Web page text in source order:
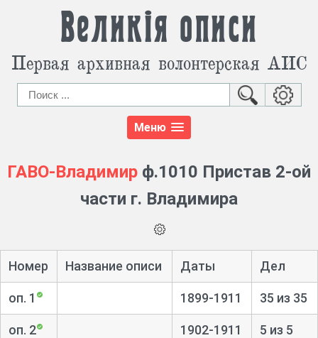
Великія описи
Первая архивная волонтерская АИС
Меню
ГАВО-Владимир ф.1010 Пристав 2-ой
части г. Владимира
Номер Название описи Даты Дел
оп. 1 1899-1911 35 из 35
оп. 2 1902-1911 5 из 5